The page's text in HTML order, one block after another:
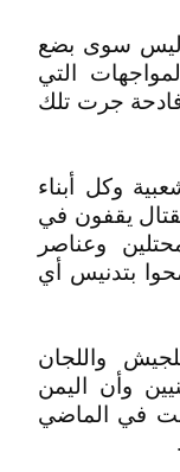
ليس سوى بضع
التي
فادحة جرت تلك
وكل أبناء
يقفون في
وعناصر
بتدنيس أي
واللجان
وأن اليمن
في الماضي